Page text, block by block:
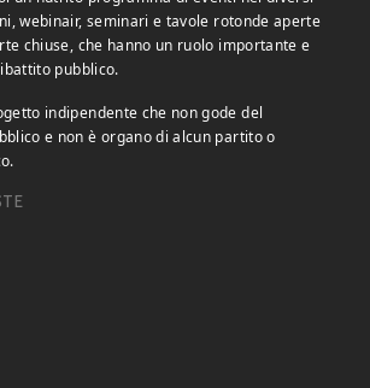
webinair, seminari e tavole rotonde aperte
chiuse, che hanno un ruolo importante e
pubblico.
indipendente che non gode del
e non è organo di alcun partito o